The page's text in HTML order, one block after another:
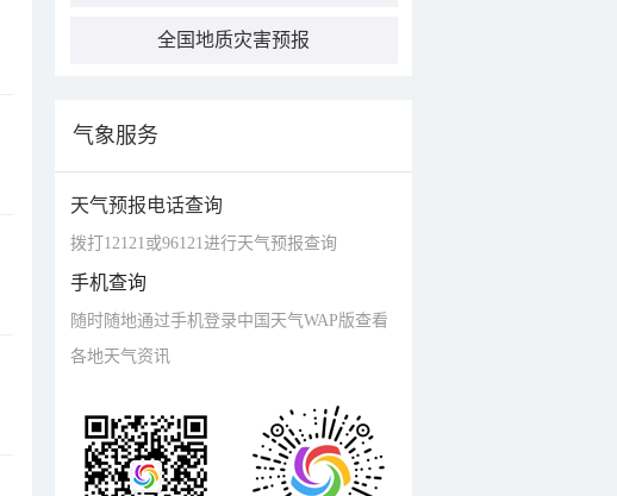
全国地质灾害预报
气象服务
天气预报电话查询
拨打12121或96121进行天气预报查询
手机查询
随时随地通过手机登录中国天气WAP版查看
各地天气资讯